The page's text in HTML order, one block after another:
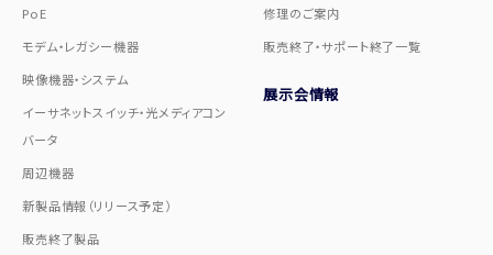
PoE
モデム・レガシー機器
映像機器・システム
イーサネットスイッチ・光メディアコン
バータ
周辺機器
新製品情報（リリース予定）
販売終了製品
修理のご案内
販売終了・サポート終了一覧
展示会情報